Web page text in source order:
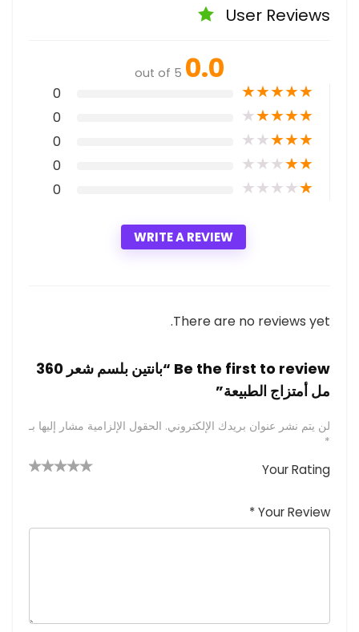
User Reviews
0.0
out of 5
★
★
★
★
★
0
★
★
★
★
★
0
★
★
★
★
★
0
★
★
★
★
★
0
★
★
★
★
★
0
WRITE A REVIEW
There are no reviews yet.
Be the first to review “بانتين بلسم شعر 360
مل أمتزاج الطبيعة”
لن يتم نشر عنوان بريدك الإلكتروني. الحقول الإلزامية مشار إليها بـ
*
Your Rating
ن
أصلنجومنجوم
Your Review
*